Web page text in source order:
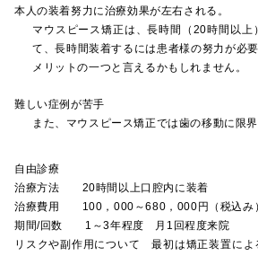
本人の装着努力に治療効果が左右される。
マウスピース矯正は、長時間（20時間以
て、長時間装着するには患者様の努力が必
メリットの一つと言えるかもしれません。
難しい症例が苦手
また、マウスピース矯正では歯の移動に限
自由診療
治療方法 20時間以上口腔内に装着
治療費用 100，000～680，000円（税込み
期間/回数 1～3年程度 月1回程度来院
リスクや副作用について 最初は矯正装置に